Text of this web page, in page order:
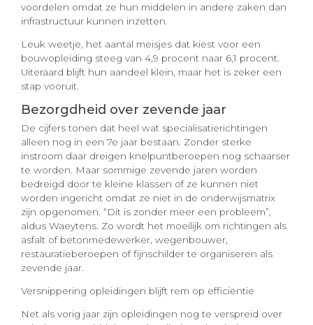
voordelen omdat ze hun middelen in andere zaken dan
infrastructuur kunnen inzetten.
Leuk weetje, het aantal meisjes dat kiest voor een
bouwopleiding steeg van 4,9 procent naar 6,1 procent.
Uiteraard blijft hun aandeel klein, maar het is zeker een
stap vooruit.
Bezorgdheid over zevende jaar
De cijfers tonen dat heel wat specialisatierichtingen
alleen nog in een 7e jaar bestaan. Zonder sterke
instroom daar dreigen knelpuntberoepen nog schaarser
te worden. Maar sommige zevende jaren worden
bedreigd door te kleine klassen of ze kunnen niet
worden ingericht omdat ze niet in de onderwijsmatrix
zijn opgenomen. “Dit is zonder meer een probleem”,
aldus Waeytens. Zo wordt het moeilijk om richtingen als
asfalt of betonmedewerker, wegenbouwer,
restauratieberoepen of fijnschilder te organiseren als
zevende jaar.
Versnippering opleidingen blijft rem op efficiëntie
Net als vorig jaar zijn opleidingen nog te verspreid over